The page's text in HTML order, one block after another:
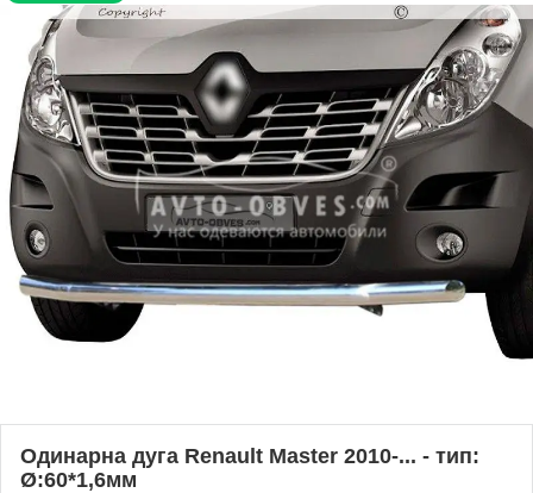
Одинарна дуга Renault Master 2010-... - тип:
Ø:60*1,6мм